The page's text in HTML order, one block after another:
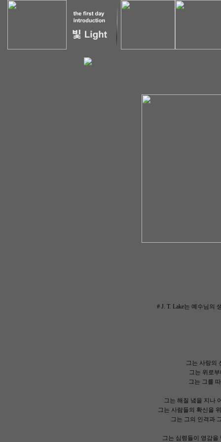
# J. T. Lake는 예수님
그는 사랑의
그는 위로
그는 그를
그는 해질 녘을 지나
그는 사람들의 확신을
그는 그의 인격과
그는 심령들이 영감을